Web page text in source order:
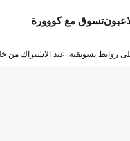
تسوق مع كووورة
روابط تسويقية. عند الاشتراك من